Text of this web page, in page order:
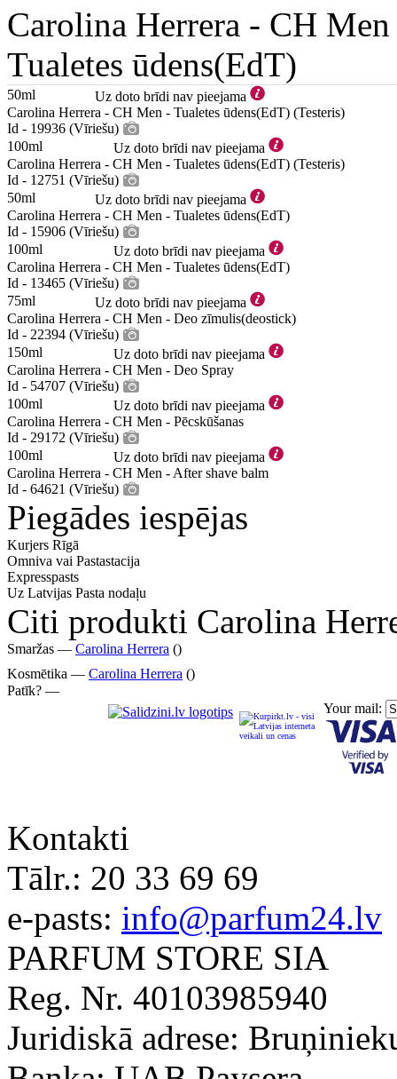
Carolina Herrera - CH Men
Tualetes ūdens(EdT)
50ml
Uz doto brīdi nav pieejama
Carolina Herrera - CH Men - Tualetes ūdens(EdT) (Testeris)
Id - 19936 (Vīriešu)
100ml
Uz doto brīdi nav pieejama
Carolina Herrera - CH Men - Tualetes ūdens(EdT) (Testeris)
Id - 12751 (Vīriešu)
50ml
Uz doto brīdi nav pieejama
Carolina Herrera - CH Men - Tualetes ūdens(EdT)
Id - 15906 (Vīriešu)
100ml
Uz doto brīdi nav pieejama
Carolina Herrera - CH Men - Tualetes ūdens(EdT)
Id - 13465 (Vīriešu)
75ml
Uz doto brīdi nav pieejama
Carolina Herrera - CH Men - Deo zīmulis(deostick)
Id - 22394 (Vīriešu)
150ml
Uz doto brīdi nav pieejama
Carolina Herrera - CH Men - Deo Spray
Id - 54707 (Vīriešu)
100ml
Uz doto brīdi nav pieejama
Carolina Herrera - CH Men - Pēcskūšanas
Id - 29172 (Vīriešu)
100ml
Uz doto brīdi nav pieejama
Carolina Herrera - CH Men - After shave balm
Id - 64621 (Vīriešu)
Piegādes iespējas
Kurjers Rīgā
Omniva vai Pastastacija
Expresspasts
Uz Latvijas Pasta nodaļu
Citi produkti Carolina
Smaržas — Carolina Herrera ()
Kosmētika — Carolina Herrera ()
Patīk? —
Your mail:
Kontakti
Tālr.: 20 33 69 69
e-pasts: info@parfum24.lv
PARFUM STORE SIA
Reg. Nr. 40103985940
Juridiskā adrese: